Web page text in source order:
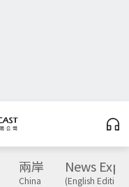
兩岸
China
News
(English Edition)